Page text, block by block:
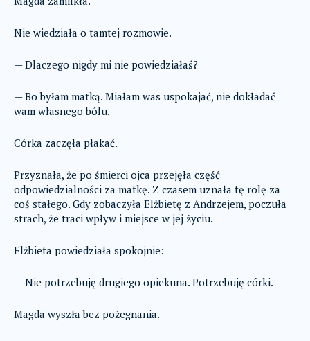
Nie wiedziała o tamtej rozmowie.
— Dlaczego nigdy mi nie powiedziałaś?
— Bo byłam matką. Miałam was uspokajać, nie dokładać
wam własnego bólu.
Córka zaczęła płakać.
Przyznała, że po śmierci ojca przejęła część
odpowiedzialności za matkę. Z czasem uznała tę rolę za
coś stałego. Gdy zobaczyła Elżbietę z Andrzejem, poczuła
strach, że traci wpływ i miejsce w jej życiu.
Elżbieta powiedziała spokojnie:
— Nie potrzebuję drugiego opiekuna. Potrzebuję córki.
Magda wyszła bez pożegnania.